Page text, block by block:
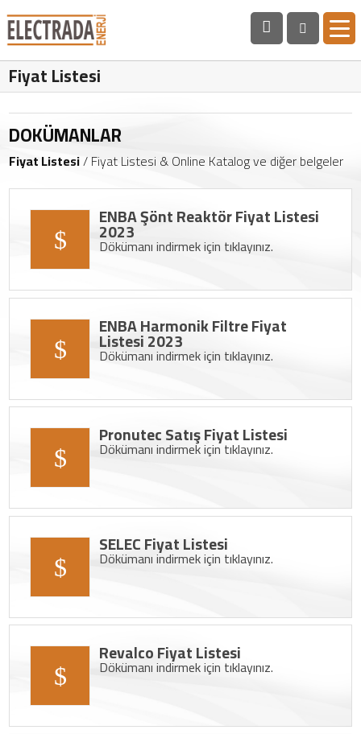
Fiyat Listesi
DOKÜMANLAR
Fiyat Listesi/ Fiyat Listesi & Online Katalog ve diğer belgeler
ENBA Şönt Reaktör Fiyat Listesi
2023
Dökümanı indirmek için tıklayınız.
ENBA Harmonik Filtre Fiyat
Listesi 2023
Dökümanı indirmek için tıklayınız.
Pronutec Satış Fiyat Listesi
Dökümanı indirmek için tıklayınız.
SELEC Fiyat Listesi
Dökümanı indirmek için tıklayınız.
Revalco Fiyat Listesi
Dökümanı indirmek için tıklayınız.